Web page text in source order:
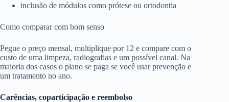
inclusão de módulos como prótese ou ortodontia
Como comparar com bom senso
Pegue o preço mensal, multiplique por 12 e compare com o
custo de uma limpeza, radiografias e um possível canal. Na
maioria dos casos o plano se paga se você usar prevenção e
um tratamento no ano.
Carências, coparticipação e reembolso